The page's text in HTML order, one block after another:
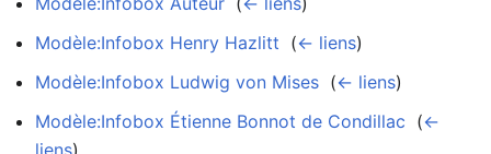
Modèle:Infobox Henry Hazlitt (← liens)
Modèle:Infobox Ludwig von Mises (← liens)
Modèle:Infobox Étienne Bonnot de Condillac (←
liens)